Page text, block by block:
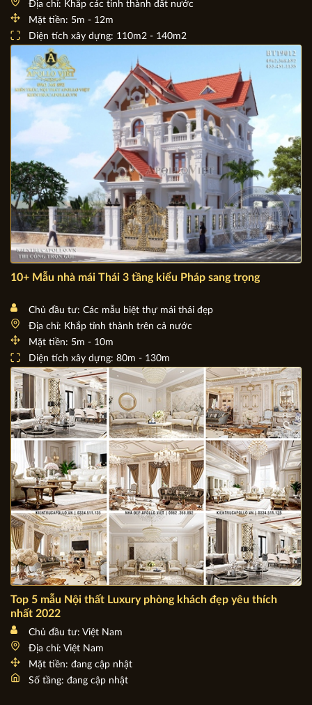
6 mẫu biệt thự đẹp chữ L 2 tầng, 3 tầng trường tồn mọi
thời đại
Chủ đầu tư: Việt Nam
Địa chỉ: Khắp các tỉnh thành đất nước
Mặt tiền: 5m - 12m
Diện tích xây dựng: 110m2 - 140m2
10+ Mẫu nhà mái Thái 3 tầng kiểu Pháp sang trọng
Chủ đầu tư: Các mẫu biệt thự mái thái đẹp
Địa chỉ: Khắp tỉnh thành trên cả nước
Mặt tiền: 5m - 10m
Diện tích xây dựng: 80m - 130m
Top 5 mẫu Nội thất Luxury phòng khách đẹp yêu thích
nhất 2022
Chủ đầu tư: Việt Nam